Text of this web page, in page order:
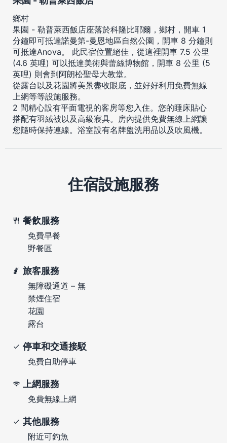
鄉村
果園 - 勒普萊西飯店座落於科隆比耶爾，鄉村，開車 1
分鐘即可抵達諾曼第-曼恩地區自然公園，開車 8 分鐘則
可抵達Anova。 此民宿位置絕佳，從這裡開車 7.5 公里
(4.6 英哩) 可以抵達美術與蕾絲博物館，開車 8 公里 (5
英哩) 則會到阿朗松聖母大教堂。
從露台以及花園將美景盡收眼底，並好好利用免費無線
上網等等設施服務。
2 間精心設有平面電視的客房等您入住。您的睡床貼心
搭配有羽絨被以及高級寢具。房內提供免費無線上網讓
您隨時保持連線。浴室設有名牌盥洗用品以及吹風機。
住宿設施服務
餐飲服務
免費早餐
野餐區
旅客服務
無障礙通道 – 無
禁煙住宿
花園
露台
停車和交通接駁
免費自助停車
上網服務
免費無線上網
其他服務
附近可釣魚